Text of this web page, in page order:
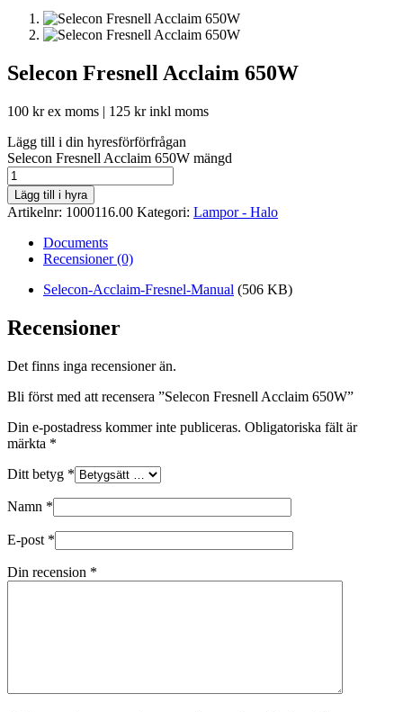
Selecon Fresnell Acclaim 650W
100 krex moms | 125 krinkl moms
Lägg till i din hyresförförfrågan
Selecon Fresnell Acclaim 650W mängd
Lägg till i hyra
Artikelnr: 1000116.00 Kategori: Lampor - Halo
Documents
Recensioner (0)
Selecon-Acclaim-Fresnel-Manual (506 KB)
Recensioner
Det finns inga recensioner än.
Bli först med att recensera ”Selecon Fresnell Acclaim 650W”
Din e-postadress kommer inte publiceras. Obligatoriska fält är
märkta *
Ditt betyg *
Namn *
E-post *
Din recension *